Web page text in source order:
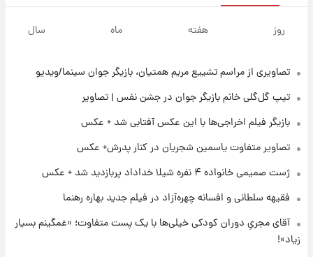
نام خودرو، مبلغ پیش پرداخت و زمان تحویل |
۱ روز پیش
کار استقلال و رامین رضاییان رسما تمام شد +
عکس / خداحافظی صمیمانه آبی ها با رامین!
۱ روز پیش
آتش اختلاف در اینستاگرام؛ تمجید از حردانی به
مذاق رضاییان خوش نیامد+عکس
روز هفته ماه سال
تصاویری از مراسم تشییع مریم همتیان، بازیگر جوان سینما/ویدیو
تیپ گل‌گلی خانم بازیگر جوان در جشن نفس | تصاویر
بازیگر فیلم اخراجی‌ها با این عکس آفتابی شد + عکس
تصاویر متفاوت یاسمین شجریان در کنار پدرش+ عکس
ژست صمیمی خانواده ۴ نفره شیلا خداداد پربازدید شد + عکس
فقیهه سلطانی و افسانه چهره‌آزاد در فیلم جدید بهاره رهنما
آقای مجریِ دوران کودکی خیلی‌ها با یک پست متفاوت؛ «غمگینم بسیار
زیاد»!